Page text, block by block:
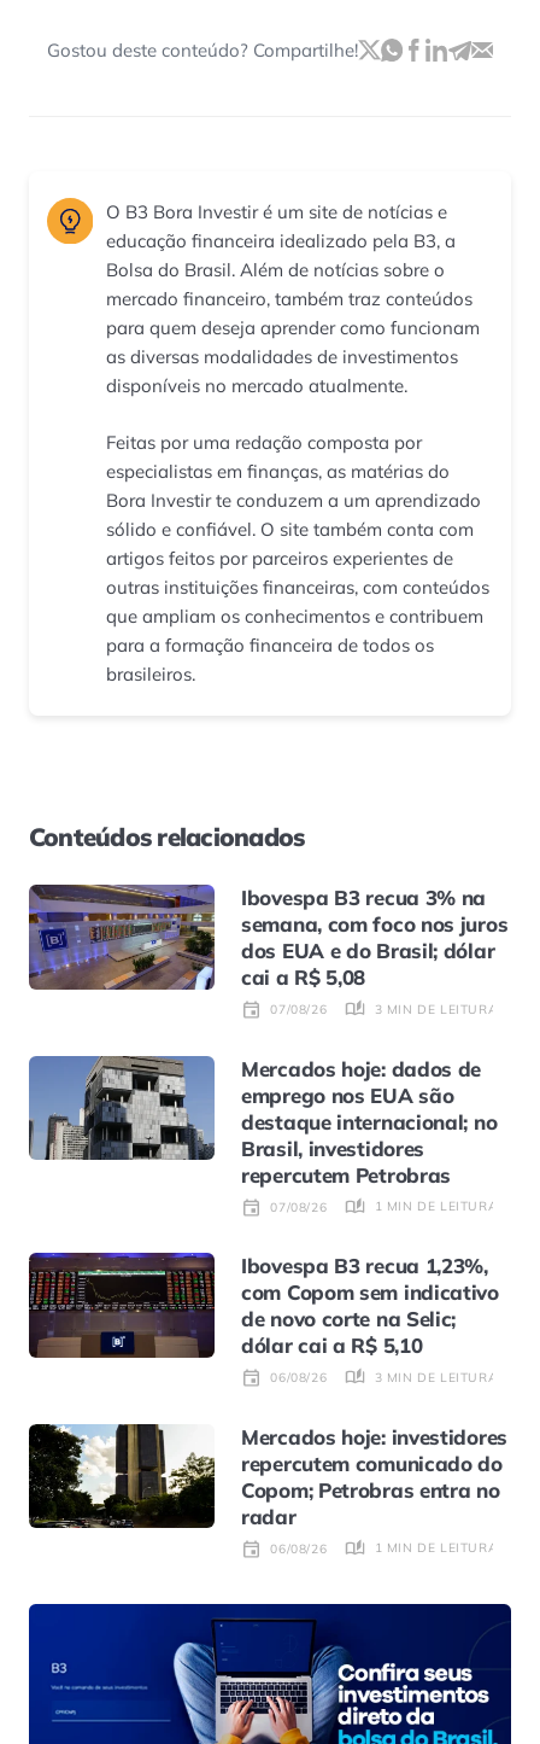
Gostou deste conteúdo? Compartilhe!
O B3 Bora Investir é um site de notícias e
educação financeira idealizado pela B3, a
Bolsa do Brasil. Além de notícias sobre o
mercado financeiro, também traz conteúdos
para quem deseja aprender como funcionam
as diversas modalidades de investimentos
disponíveis no mercado atualmente.
Feitas por uma redação composta por
especialistas em finanças, as matérias do
Bora Investir te conduzem a um aprendizado
sólido e confiável. O site também conta com
artigos feitos por parceiros experientes de
outras instituições financeiras, com conteúdos
que ampliam os conhecimentos e contribuem
para a formação financeira de todos os
brasileiros.
Conteúdos relacionados
Ibovespa B3 recua 3% na
semana, com foco nos juros
dos EUA e do Brasil; dólar
cai a R$ 5,08
07/08/26 3 MIN DE LEITURA
Mercados hoje: dados de
emprego nos EUA são
destaque internacional; no
Brasil, investidores
repercutem Petrobras
07/08/26 1 MIN DE LEITURA
Ibovespa B3 recua 1,23%,
com Copom sem indicativo
de novo corte na Selic;
dólar cai a R$ 5,10
06/08/26 3 MIN DE LEITURA
Mercados hoje: investidores
repercutem comunicado do
Copom; Petrobras entra no
radar
06/08/26 1 MIN DE LEITURA